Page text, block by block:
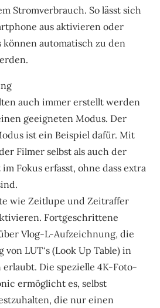
Stromverbrauch. So lässt sich
aus aktivieren oder
können automatisch zu den
auch immer erstellt werden
geeigneten Modus. Der
ist ein Beispiel dafür. Mit
Filmer selbst als auch der
Fokus erfasst, ohne dass extra
wie Zeitlupe und Zeitraffer
Fortgeschrittene
Vlog-L-Aufzeichnung, die
LUT‘s (Look Up Table) in
Die spezielle 4K-Foto-
ermöglicht es, selbst
die nur einen